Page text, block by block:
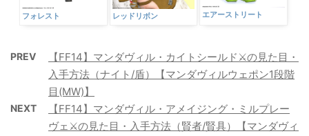
フォレスト レッドリボン エアーストリート
PREV
【FF14】マンダヴィル・カイトシールド⚔️の見た目・
入手方法（ナイト/盾）【マンダヴィルウェポン1段階
目(MW)】
NEXT
【FF14】マンダヴィル・アメイジング・ミルプレー
ヴェ⚔️の見た目・入手方法（賢者/賢具）【マンダヴィ